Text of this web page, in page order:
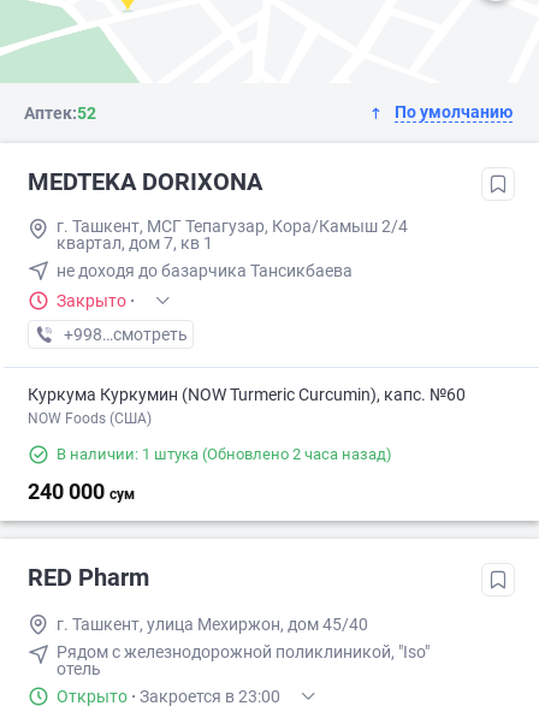
Аптек:52 По умолчанию
MEDTEKA DORIXONA
г. Ташкент, МСГ Тепагузар, Кора/Камыш 2/4
квартал, дом 7, кв 1
не доходя до базарчика Тансикбаева
Закрыто ·
+998 (77) XXX-XX-XX
смотреть
Куркума Куркумин (NOW Turmeric Curcumin), капс. №60
NOW Foods (США)
В наличии: 1 штука (Обновлено 2 часа назад)
240 000 сум
RED Pharm
г. Ташкент, улица Мехиржон, дом 45/40
Рядом с железнодорожной поликлиникой, "Iso"
отель
Открыто · Закроется в 23:00